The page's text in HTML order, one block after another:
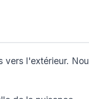
l'extérieur.